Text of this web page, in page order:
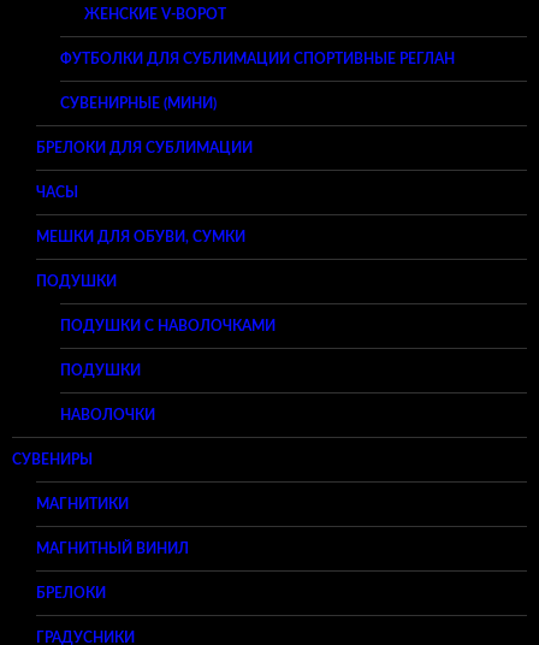
ЖЕНСКИЕ V-ВОРОТ
ФУТБОЛКИ ДЛЯ СУБЛИМАЦИИ СПОРТИВНЫЕ РЕГЛАН
СУВЕНИРНЫЕ (МИНИ)
БРЕЛОКИ ДЛЯ СУБЛИМАЦИИ
ЧАСЫ
МЕШКИ ДЛЯ ОБУВИ, СУМКИ
ПОДУШКИ
ПОДУШКИ С НАВОЛОЧКАМИ
ПОДУШКИ
НАВОЛОЧКИ
СУВЕНИРЫ
МАГНИТИКИ
МАГНИТНЫЙ ВИНИЛ
БРЕЛОКИ
ГРАДУСНИКИ